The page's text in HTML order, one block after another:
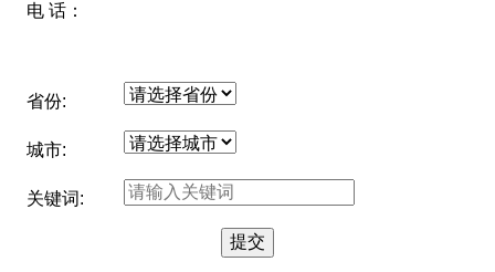
电 话：
省份:
城市:
关键词: